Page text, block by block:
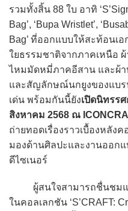
รวมทั้งสิ้น 88 ใบ อาทิ
Bag’, ‘Bupa Wristlet’,
Bag’ ที่ออกแบบให้สะท้อน
ใยธรรมชาติจากภาคเหนือ
ไหมมัดหมี่ภาคอีสาน และผ้
และสัญลักษณ์นกยูงของแบร
เด่น พร้อมกันนี้ยังเปิดนิทรร
สิงหาคม 2568 ณ
ถ่ายทอดเรื่องราวเบื้องหลัง
มองด้านศิลปะและงานออก
ดีไซเนอร์
ผู้สนใจสามารถชื่นชมแล
ในคอลเลกชัน ‘S’CRAFT: